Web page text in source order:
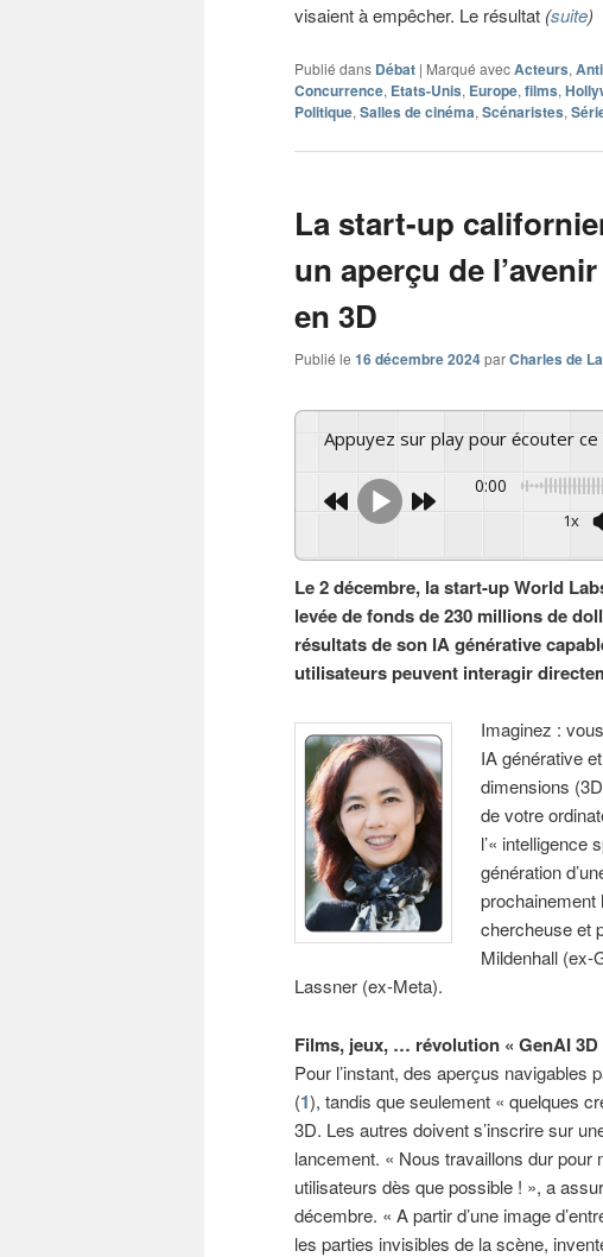
visaient à empêcher. Le résultat (suite)
Publié dans Débat | Marqué avecActeurs,
Concurrence, Etats-Unis, Europe, films,
Politique, Salles de cinéma, Scénaristes,
La start-up
un aperçu de
en 3D
Publié le 16 décembre 2024parCharles de
Appuyez sur play pour écouter
0:00
1x
Le 2 décembre, la start-up World
levée de fonds de 230 millions de
résultats de son IA générative
utilisateurs peuvent interagir
Imaginez :
IA générative
dimensions
de votre
l’« intelligence
génération
prochainement
chercheuse et
Mildenhall (ex-
Lassner (ex-Meta).
Films, jeux, … révolution « GenAI 3D
Pour l’instant, des aperçus navigables
(1), tandis que seulement « quelques
3D. Les autres doivent s’inscrire sur
lancement. « Nous travaillons dur
utilisateurs dès que possible ! », a
décembre. « A partir d’une image
les parties invisibles de la scène,